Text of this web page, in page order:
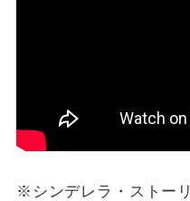
※シンデレラ・ストー